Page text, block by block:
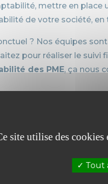
mettre en place
de votre société,
? Nos équipes
pour réaliser le suivi
des PME, ça nous
et juridique,
par Ozéo
une source de stress, et
site utilise des
Tout